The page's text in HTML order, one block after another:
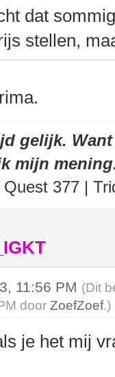
dat
stellen,
gelijk.
mijn
377 |
11:56 PM (Dit
doorZoefZoef.)
je het mij